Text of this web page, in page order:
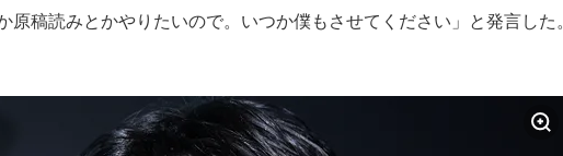
原稿読みとかやりたいので。いつか僕もさせてください」と発言した。